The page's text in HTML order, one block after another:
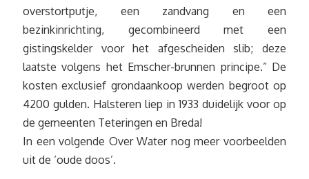
overstortputje, een zandvang en een
bezinkinrichting, gecombineerd met een
gistingskelder voor het afgescheiden slib; deze
laatste volgens het Emscher-brunnen principe.” De
kosten exclusief grondaankoop werden begroot op
4200 gulden. Halsteren liep in 1933 duidelijk voor op
de gemeenten Teteringen en Breda!
In een volgende Over Water nog meer voorbeelden
uit de ‘oude doos’.